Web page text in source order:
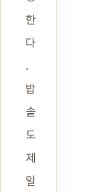
한
다
.
밥
솥
도
제
일